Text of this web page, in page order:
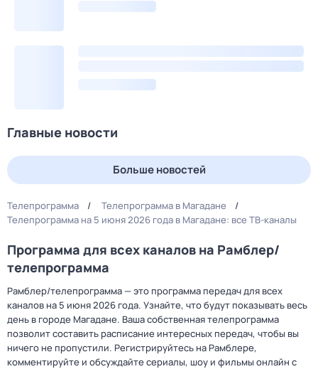
Главные новости
Больше новостей
Телепрограмма
Телепрограмма в Магадане
Телепрограмма на 5 июня 2026 года в Магадане: все ТВ-каналы
Программа для всех каналов на Рамблер/
телепрограмма
Рамблер/телепрограмма — это программа передач для всех
каналов на 5 июня 2026 года. Узнайте, что будут показывать весь
день в городе Магадане. Ваша собственная телепрограмма
позволит составить расписание интересных передач, чтобы вы
ничего не пропустили. Регистрируйтесь на Рамблере,
комментируйте и обсуждайте сериалы, шоу и фильмы онлайн с